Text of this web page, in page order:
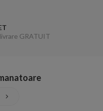
GRATUIT